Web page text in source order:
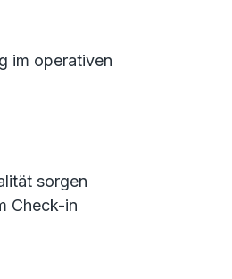
im operativen
sorgen
Check-in